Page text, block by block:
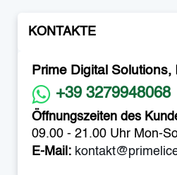
KONTAKTE
Prime Digital Solutions,
+39 3279948068
Öffnungszeiten des
09.00 - 21.00 Uhr Mon-
E-Mail: